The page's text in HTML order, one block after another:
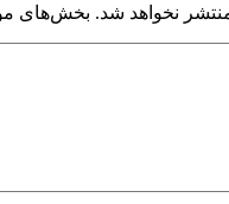
نخواهد شد. بخش‌های